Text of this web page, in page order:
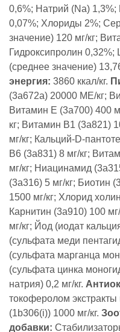
0,6%; Натрий (Na)
0,07%; Хлориды 2%;
значение) 120 мг/кг;
Гидроксипролин 0,32%;
(среднее значение) 13,76
энергия: 3860 ккал/кг.
(3a672a) 20000 МЕ/кг;
Витамин Е (3а700) 400
кг; Витамин B1 (3a821)
мг/кг; Кальций-D-
B6 (3a831) 8 мг/кг;
мг/кг; Ниацинамид
(3a316) 5 мг/кг; Биотин
1500 мг/кг; Хлорид
Карнитин (3a910) 100
мг/кг; Йод (иодат
(сульфата меди
(сульфата марганца
(сульфата цинка
натрия) 0,2 мг/кг.
токоферолом
(1b306(i)) 1000 мг/кг.
добавки: